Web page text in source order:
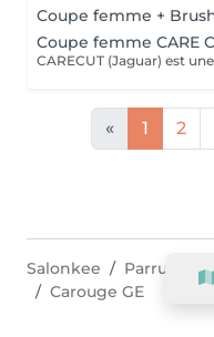
Coupe femme +
Coupe femme CARE
« 1 2
Salonkee
Carouge GE